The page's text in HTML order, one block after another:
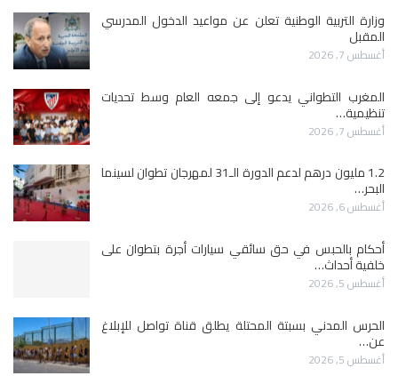
وزارة التربية الوطنية تعلن عن مواعيد الدخول المدرسي
المقبل
أغسطس 7, 2026
المغرب التطواني يدعو إلى جمعه العام وسط تحديات
تنظيمية…
أغسطس 7, 2026
1.2 مليون درهم لدعم الدورة الـ31 لمهرجان تطوان لسينما
البحر…
أغسطس 6, 2026
أحكام بالحبس في حق سائقي سيارات أجرة بتطوان على
خلفية أحداث…
أغسطس 5, 2026
الحرس المدني بسبتة المحتلة يطلق قناة تواصل للإبلاغ
عن…
أغسطس 5, 2026